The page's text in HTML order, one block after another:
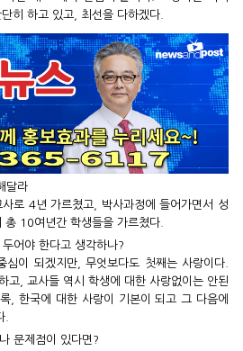
히 하고 있고, 최선을 다하겠다.
달라
로 4년 가르쳤고, 박사과정에 들어가면서 성
10여년간 학생들을 가르쳤다.
어야 한다고 생각하나?
이 되겠지만, 무엇보다도 첫째는 사랑이다.
고, 교사들 역시 학생에 대한 사랑없이는 안된
, 한국에 대한 사랑이 기본이 되고 그 다음에
.
문제점이 있다면?